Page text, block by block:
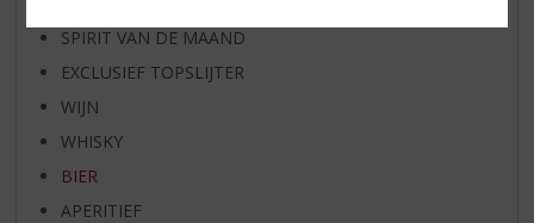
SPIRIT VAN DE MAAND
EXCLUSIEF TOPSLIJTER
WIJN
WHISKY
BIER
APERITIEF